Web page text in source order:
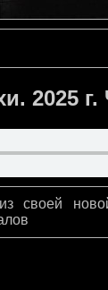
2025
своей